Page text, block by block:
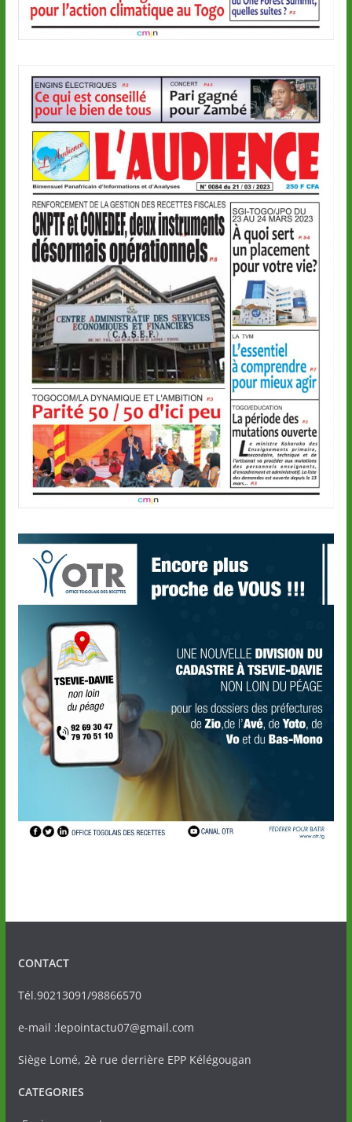
CONTACT
Tél.90213091/98866570
e-mail :lepointactu07@gmail.com
Siège Lomé, 2è rue derrière EPP Kélégougan
CATEGORIES